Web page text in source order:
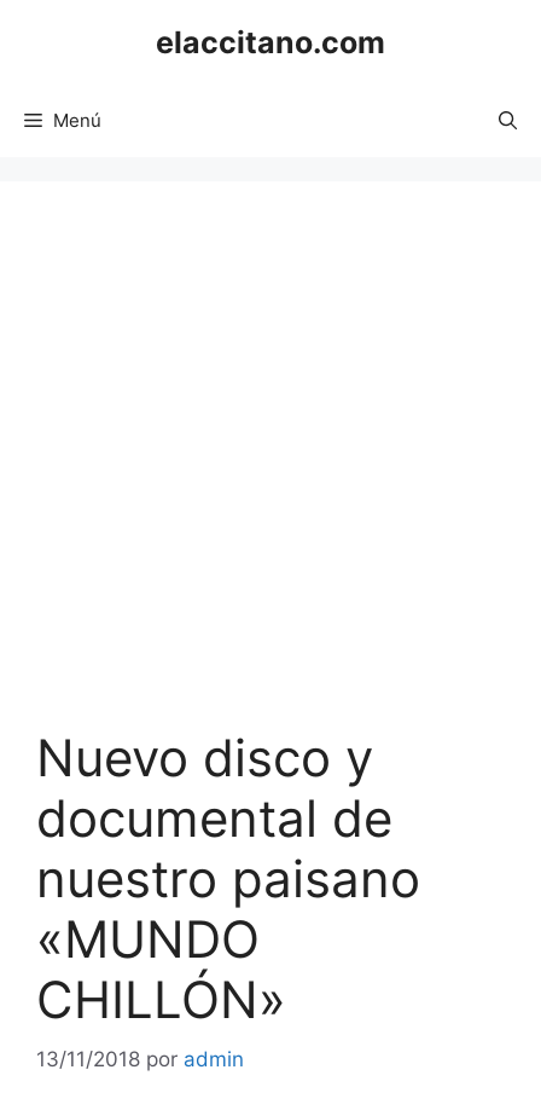
elaccitano.com
Menú
Nuevo disco y
documental de
nuestro paisano
«MUNDO
CHILLÓN»
13/11/2018 por admin